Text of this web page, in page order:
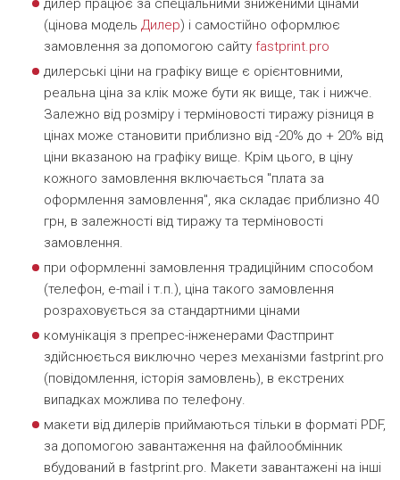
дилер працює за спеціальними зниженими цінами
(цінова модель Дилер) і самостійно оформлює
замовлення за допомогою сайту fastprint.pro
дилерські ціни на графіку вище є орієнтовними,
реальна ціна за клік може бути як вище, так і нижче.
Залежно від розміру і терміновості тиражу різниця в
цінах може становити приблизно від -20% до + 20% від
ціни вказаною на графіку вище. Крім цього, в ціну
кожного замовлення включається "плата за
оформлення замовлення", яка складає приблизно 40
грн, в залежності від тиражу та терміновості
замовлення.
при оформленні замовлення традиційним способом
(телефон, e-mail і т.п.), ціна такого замовлення
розраховується за стандартними цінами
комунікація з препрес-інженерами Фастпринт
здійснюється виключно через механізми fastprint.pro
(повідомлення, історія замовлень), в екстрених
випадках можлива по телефону.
макети від дилерів приймаються тільки в форматі PDF,
за допомогою завантаження на файлообмінник
вбудований в fastprint.pro. Макети завантажені на інші